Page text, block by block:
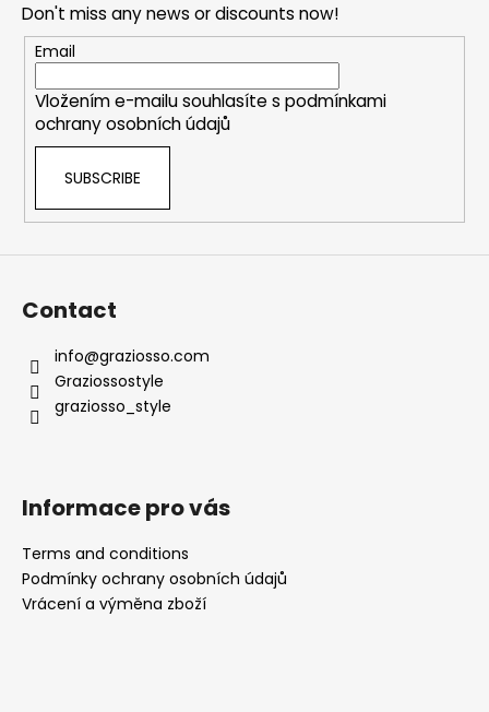
Don't miss any news or discounts now!
Email
Vložením e-mailu souhlasíte s podmínkami
ochrany osobních údajů
SUBSCRIBE
Contact
info@graziosso.com
Graziossostyle
graziosso_style
Informace pro vás
Terms and conditions
Podmínky ochrany osobních údajů
Vrácení a výměna zboží